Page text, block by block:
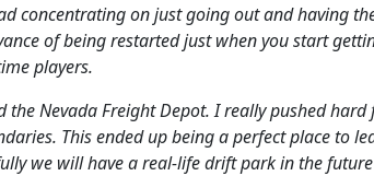
concentrating on just going out and having
of being restarted just when you start
players.
the Nevada Freight Depot. I really pushed
This ended up being a perfect place to
we will have a real-life drift park in the